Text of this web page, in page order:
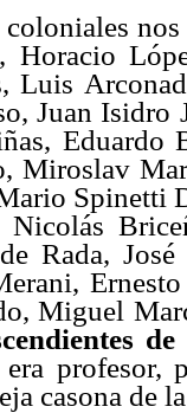
coloniales
Horacio
Luis
Juan Isidro
Eduardo
Miroslav
Spinetti
Rada,
Miguel
era profesor,
casona de